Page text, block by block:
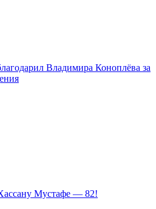
Владимира Коноплёва за
Мустафе — 82!